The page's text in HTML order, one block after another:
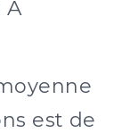
À
est de